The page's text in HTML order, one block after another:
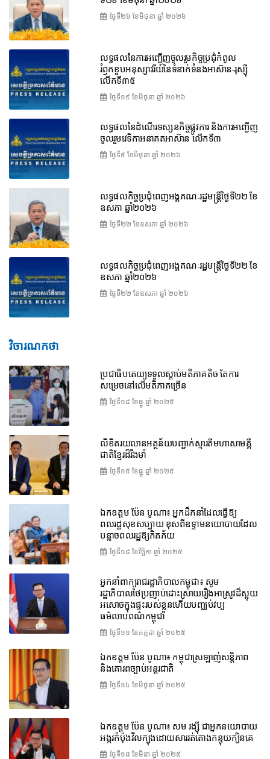
ថ្ងៃទី២៦ ខែ​មិថុនា ឆ្នាំ ២០២៦
លទ្ធផលនៃការអញ្ជើញចូលរួមកិច្ចប្រជុំកំពូល
រំឭកខួបអនុស្សាវរីយ៍នៃទំនាក់ទំនងអាស៊ាន-រុស្ស៊ី
លើកទី៣៥
ថ្ងៃទី១៩ ខែ​មិថុនា ឆ្នាំ ២០២៦
លទ្ធផលនៃដំណើរទស្សនកិច្ចផ្លូវការ និងការអញ្ជើញ
ចូលរួមវេទិកាអនាគតអាស៊ាន លើកទី៣
ថ្ងៃទី៩ ខែ​មិថុនា ឆ្នាំ ២០២៦
លទ្ធផលកិច្ចប្រជុំពេញអង្គគណៈរដ្ឋមន្ត្រីថ្ងៃទី២២ ខែ
ឧសភា ឆ្នាំ២០២៦
ថ្ងៃទី២២ ខែ​ឧសភា ឆ្នាំ ២០២៦
លទ្ធផលកិច្ចប្រជុំពេញអង្គគណៈរដ្ឋមន្រ្តីថ្ងៃទី២២ ខែ
ឧសភា ឆ្នាំ២០២៦
ថ្ងៃទី២២ ខែ​ឧសភា ឆ្នាំ ២០២៦
វិចារណកថា
ប្រជាធិបតេយ្យទទួលស្តាប់មតិភាគតិច តែការ
សម្រេចនៅលើមតិភាគច្រើន
ថ្ងៃទី១៨ ខែ​ធ្នូ ឆ្នាំ ២០២៥
លិខិតរយលានអត្ថន័យបញ្ជាក់ស្មារតីមហាសាមគ្គី
ជាតិខ្មែរដ៏រឹងមាំ
ថ្ងៃទី១៥ ខែ​ធ្នូ ឆ្នាំ ២០២៥
ឯកឧត្តម ប៉ែន បូណា៖ អ្នកដឹកនាំដែលធ្វើឱ្យ
ពលរដ្ឋសុខសប្បាយ ខុសពីឧទ្ទាមនយោបាយដែល
បន្លាចពលរដ្ឋឱ្យភិតភ័យ
ថ្ងៃទី១៨ ខែ​វិច្ឆិកា ឆ្នាំ ២០២៥
អ្នកនាំពាក្យរាជរដ្ឋាភិបាលកម្ពុជា៖ សូម
រដ្ឋាភិបាលថៃប្រញាប់ដោះស្រាយរឿងអាស្រូវដ៏ស្អុយ
អសោចក្នុងផ្ទះរបស់ខ្លួនហើយបញ្ឈប់វប្ប
ធម៌លាបពណ៌កម្ពុជា
ថ្ងៃទី១១ ខែ​កក្កដា ឆ្នាំ ២០២៥
ឯកឧត្តម ប៉ែន បូណា៖ កម្ពុជាស្រឡាញ់សន្តិភាព
និងគោរពច្បាប់អន្តរជាតិ
ថ្ងៃទី១៤ ខែ​មិថុនា ឆ្នាំ ២០២៥
ឯកឧត្តម ប៉ែន បូណា៖ សម រង្ស៊ី ជាអ្នកនយោបាយ
អង្ករកំប៉ុងវិលក្បុងដោយសាររត់តោងកន្ទុយក្បិនគេ
ថ្ងៃទី១៨ ខែ​មីនា ឆ្នាំ ២០២៥